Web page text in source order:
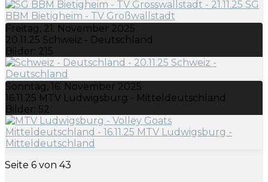
Freitag, 21. November 2025
20.11.25 Schweiz - Deutschland
Bilder: 215
Sonntag, 16. November 2025
16.11.25 MTV Ludwigsburg - Mitteldeutschland
Bilder: 52
Seite 6 von 43